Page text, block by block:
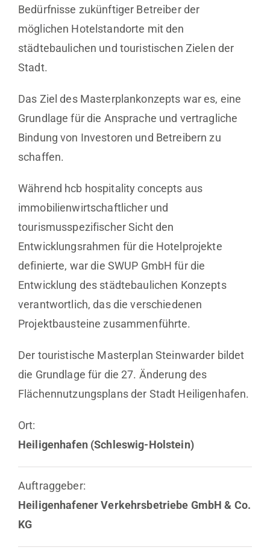
Bedürfnisse zukünftiger Betreiber der
möglichen Hotelstandorte mit den
städtebaulichen und touristischen Zielen der
Stadt.
Das Ziel des Masterplankonzepts war es, eine
Grundlage für die Ansprache und vertragliche
Bindung von Investoren und Betreibern zu
schaffen.
Während hcb hospitality concepts aus
immobilienwirtschaftlicher und
tourismusspezifischer Sicht den
Entwicklungsrahmen für die Hotelprojekte
definierte, war die SWUP GmbH für die
Entwicklung des städtebaulichen Konzepts
verantwortlich, das die verschiedenen
Projektbausteine zusammenführte.
Der touristische Masterplan Steinwarder bildet
die Grundlage für die 27. Änderung des
Flächennutzungsplans der Stadt Heiligenhafen.
Ort:
Heiligenhafen (Schleswig-Holstein)
Auftraggeber:
Heiligenhafener Verkehrsbetriebe GmbH & Co.
KG